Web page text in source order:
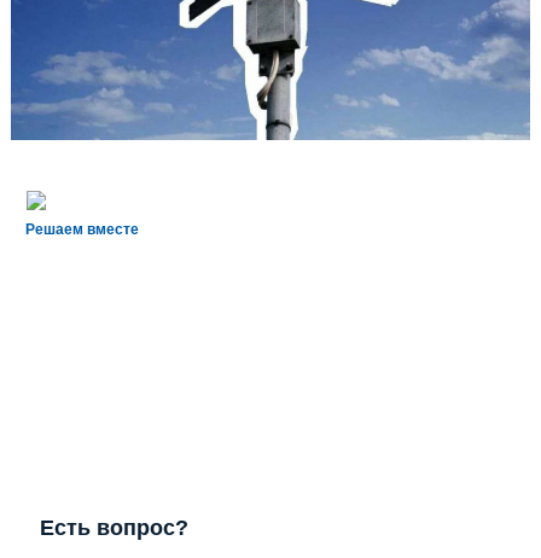
Решаем вместе
Есть вопрос?